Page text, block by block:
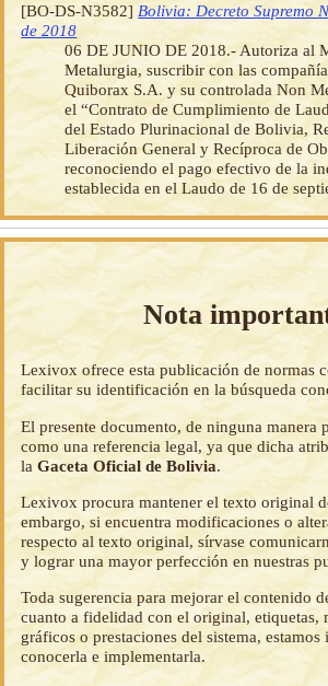
[BO-DS-N3582] Bolivia: Decreto Supremo
de 2018
06 DE JUNIO DE 2018.- Autoriza al
Metalurgia, suscribir con las
Quiborax S.A. y su controlada Non
el “Contrato de Cumplimiento de
del Estado Plurinacional de Bolivia,
Liberación General y Recíproca de
reconociendo el pago efectivo de la
establecida en el Laudo de 16 de
Nota
Lexivox ofrece esta publicación de normas
facilitar su identificación en la búsqueda
El presente documento, de ninguna manera
como una referencia legal, ya que dicha
laGaceta Oficial de Bolivia.
Lexivox procura mantener el texto original
embargo, si encuentra modificaciones o
respecto al texto original, sírvase
y lograr una mayor perfección en nuestras
Toda sugerencia para mejorar el contenido
cuanto a fidelidad con el original, etiquetas,
gráficos o prestaciones del sistema, estamos
conocerla e implementarla.